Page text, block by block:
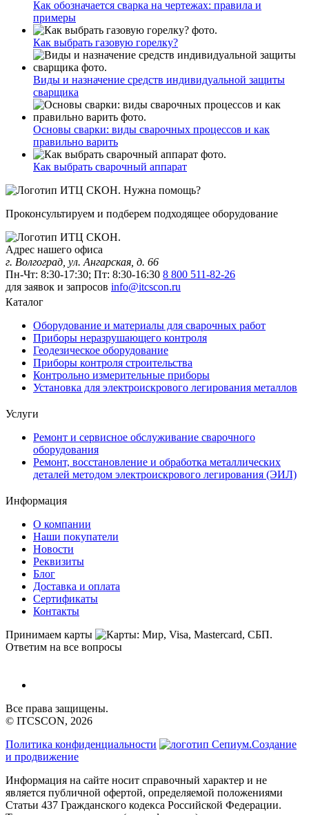
Как обозначается сварка на чертежах: правила и
примеры
Как выбрать газовую горелку?
Виды и назначение средств индивидуальной защиты
сварщика
Основы сварки: виды сварочных процессов и как
правильно варить
Как выбрать сварочный аппарат
Нужна помощь?
Проконсультируем и подберем подходящее оборудование
Адрес нашего офиса
г. Волгоград, ул. Ангарская, д. 66
Пн-Чт: 8:30-17:30; Пт: 8:30-16:30 8 800 511-82-26
для заявок и запросов info@itcscon.ru
Каталог
Оборудование и материалы для сварочных работ
Приборы неразрушающего контроля
Геодезическое оборудование
Приборы контроля строительства
Контрольно измерительные приборы
Установка для электроискрового легирования металлов
Услуги
Ремонт и сервисное обслуживание сварочного
оборудования
Ремонт, восстановление и обработка металлических
деталей методом электроискрового легирования (ЭИЛ)
Информация
О компании
Наши покупатели
Новости
Реквизиты
Блог
Доставка и оплата
Сертификаты
Контакты
Принимаем карты
Ответим на все вопросы
Все права защищены.
© ITCSCON, 2026
Политика конфиденциальности
Создание
и продвижение
Информация на сайте носит справочный характер и не
является публичной офертой, определяемой положениями
Статьи 437 Гражданского кодекса Российской Федерации.